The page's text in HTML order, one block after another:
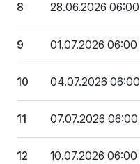
8 28.06.2026 06:00
9 01.07.2026 06:00
10 04.07.2026 06:00
11 07.07.2026 06:00
12 10.07.2026 06:00